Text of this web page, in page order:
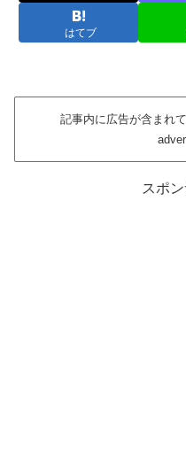
はてブ
記事内に広告が含まれ
スポ